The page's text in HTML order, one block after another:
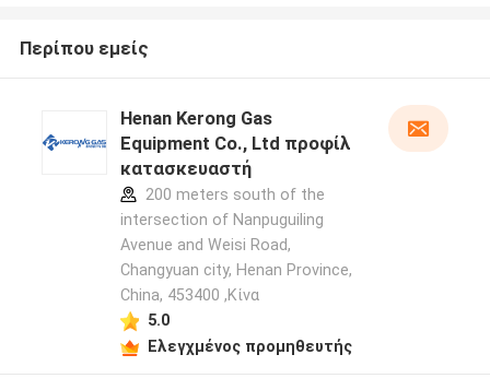
Περίπου εμείς
Henan Kerong Gas
Equipment Co., Ltd προφίλ
κατασκευαστή
200 meters south of the
intersection of Nanpuguiling
Avenue and Weisi Road,
Changyuan city, Henan Province,
China, 453400 ,Κίνα
5.0
Ελεγχμένος προμηθευτής